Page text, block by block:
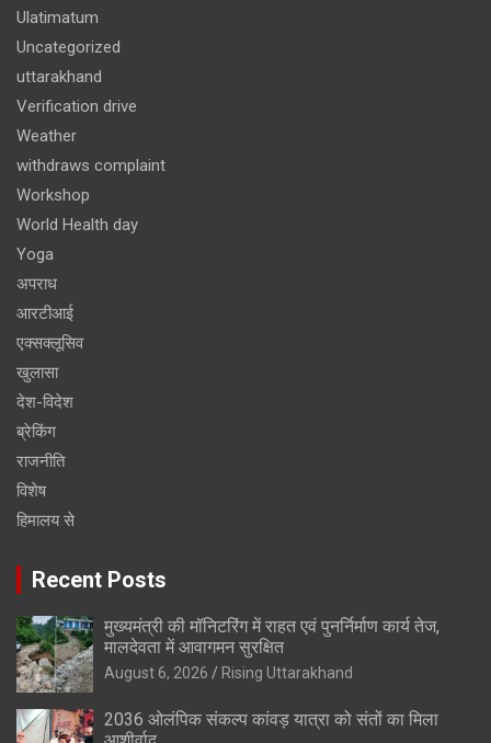
Ulatimatum
Uncategorized
uttarakhand
Verification drive
Weather
withdraws complaint
Workshop
World Health day
Yoga
अपराध
आरटीआई
एक्सक्लूसिव
खुलासा
देश-विदेश
ब्रेकिंग
राजनीति
विशेष
हिमालय से
Recent Posts
मुख्यमंत्री की मॉनिटरिंग में राहत एवं पुनर्निर्माण कार्य तेज,
मालदेवता में आवागमन सुरक्षित
August 6, 2026 Rising Uttarakhand
2036 ओलंपिक संकल्प कांवड़ यात्रा को संतों का मिला